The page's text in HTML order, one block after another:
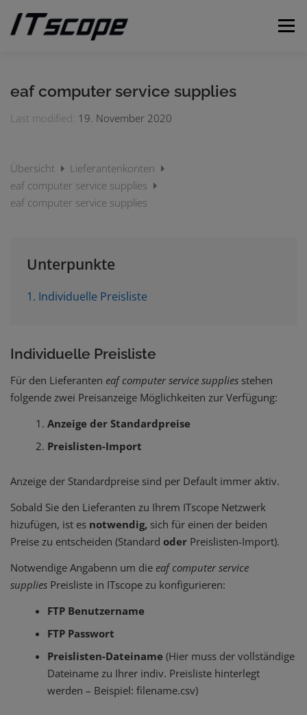
Inhalt
springen
Menü
Englisch
eaf computer service supplies
Last modified: 19. November 2020
Übersicht
Lieferantenkonten
eaf computer service supplies
eaf computer service supplies
Unterpunkte
1. Individuelle Preisliste
Individuelle Preisliste
Für den Lieferanten eaf computer service supplies stehen
folgende zwei Preisanzeige Möglichkeiten zur Verfügung:
Anzeige der Standardpreise
Preislisten-Import
Anzeige der Standardpreise sind per Default immer aktiv.
Sobald Sie den Lieferanten zu Ihrem ITscope Netzwerk
hizufügen, ist es notwendig, sich für einen der beiden
Preise zu entscheiden (Standard oder Preislisten-Import).
Notwendige Angabenn um die eaf computer service
supplies Preisliste in ITscope zu konfigurieren:
FTP Benutzername
FTP Passwort
Preislisten-Dateiname (Hier muss der vollständige
Dateiname zu Ihrer indiv. Preisliste hinterlegt
werden – Beispiel: filename.csv)